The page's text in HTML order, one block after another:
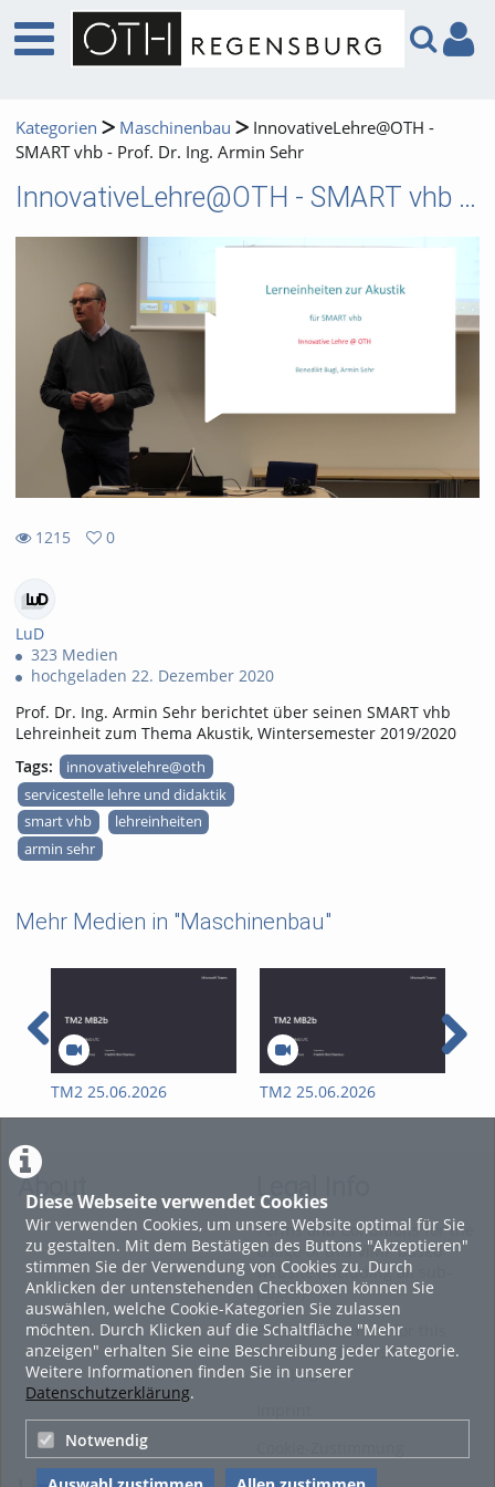
Diese Webseite verwendet Cookies
Wir verwenden Cookies, um unsere Website optimal für Sie
zu gestalten. Mit dem Bestätigen des Buttons "Akzeptieren"
stimmen Sie der Verwendung von Cookies zu. Durch
Anklicken der untenstehenden Checkboxen können Sie
auswählen, welche Cookie-Kategorien Sie zulassen
möchten. Durch Klicken auf die Schaltfläche "Mehr
anzeigen" erhalten Sie eine Beschreibung jeder Kategorie.
Weitere Informationen finden Sie in unserer
Datenschutzerklärung.
Notwendig
Kategorien Maschinenbau
InnovativeLehre@OTH -
SMART vhb - Prof. Dr. Ing. Armin Sehr
InnovativeLehre@OTH - SMART vhb - Prof. Dr. Ing. Armin Sehr
1215
views
0
favorites
LuD
323 Medien
hochgeladen 22. Dezember 2020
Prof. Dr. Ing. Armin Sehr berichtet über seinen SMART vhb
Lehreinheit zum Thema Akustik, Wintersemester 2019/2020
Tags:
innovativelehre@oth
servicestelle lehre und didaktik
smart vhb
lehreinheiten
armin sehr
Mehr Medien in "Maschinenbau"
TM2 25.06.2026 TM2 25.06.2026
About Legal Info
Terms and Conditions for the
Usage of this ViMP based
website (including all sub-
pages)
Privacy Statement for this
ViMP based Website incl.
Sub-pages